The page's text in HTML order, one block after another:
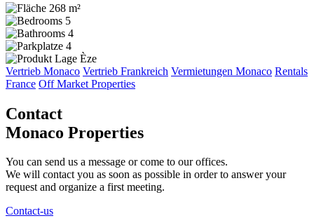
268 m²
5
4
4
Èze
Vertrieb Monaco Vertrieb Frankreich Vermietungen Monaco Rentals
France Off Market Properties
Contact
Monaco Properties
You can send us a message or come to our offices.
We will contact you as soon as possible in order to answer your
request and organize a first meeting.
Contact-us